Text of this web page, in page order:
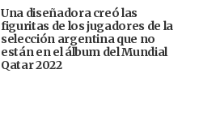
Una diseñadora creó las
figuritas de los jugadores de la
selección argentina que no
están en el álbum del Mundial
Qatar 2022